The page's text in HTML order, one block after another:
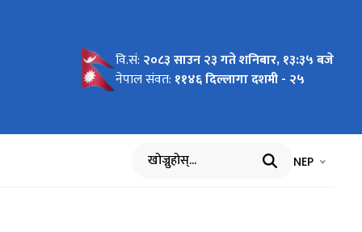
वि.सं: २०८३ साउन २३ गते शनिबार, १३:३५ बजे
नेपाल संवत: ११४६ दिल्लागा दशमी - २५
खोज्नुहोस् भाषा चयन
NEP